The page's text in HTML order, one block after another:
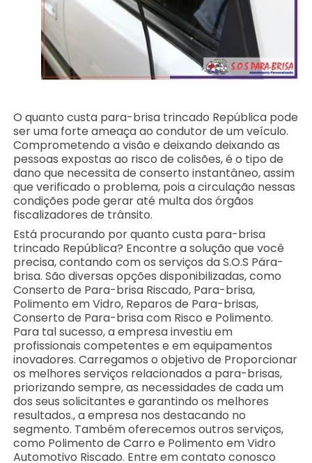
O quanto custa para-brisa trincado República pode
ser uma forte ameaça ao condutor de um veículo.
Comprometendo a visão e deixando deixando as
pessoas expostas ao risco de colisões, é o tipo de
dano que necessita de conserto instantâneo, assim
que verificado o problema, pois a circulação nessas
condições pode gerar até multa dos órgãos
fiscalizadores de trânsito.
Está procurando por quanto custa para-brisa
trincado República? Encontre a solução que você
precisa, contando com os serviços da S.O.S Pára-
brisa. São diversas opções disponibilizadas, como
Conserto de Para-brisa Riscado, Para-brisa,
Polimento em Vidro, Reparos de Para-brisas,
Conserto de Para-brisa com Risco e Polimento.
Para tal sucesso, a empresa investiu em
profissionais competentes e em equipamentos
inovadores. Carregamos o objetivo de Proporcionar
os melhores serviços relacionados a para-brisas,
priorizando sempre, as necessidades de cada um
dos seus solicitantes e garantindo os melhores
resultados., a empresa nos destacando no
segmento. Também oferecemos outros serviços,
como Polimento de Carro e Polimento em Vidro
Automotivo Riscado. Entre em contato conosco